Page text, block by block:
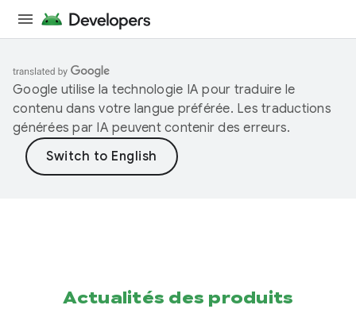
Google utilise la technologie IA pour traduire le
contenu dans votre langue préférée. Les traductions
générées par IA peuvent contenir des erreurs.
Actualités des produits